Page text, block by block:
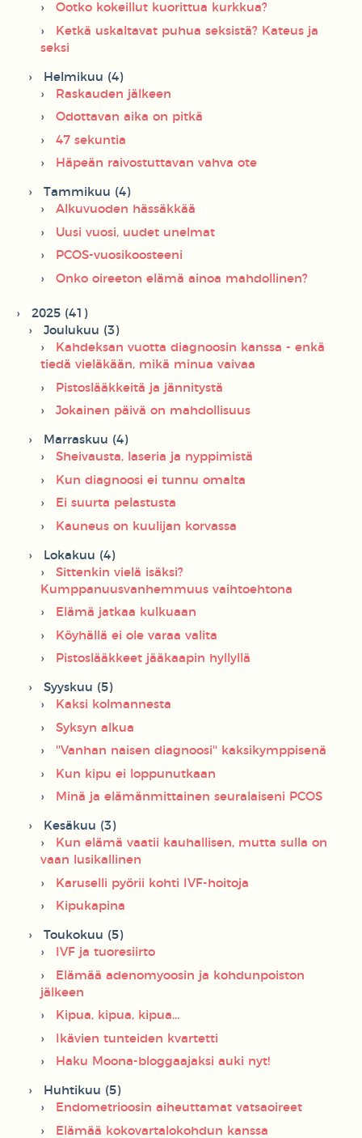
Ootko kokeillut kuorittua kurkkua?
Ketkä uskaltavat puhua seksistä? Kateus ja
seksi
Helmikuu (4)
Raskauden jälkeen
Odottavan aika on pitkä
47 sekuntia
Häpeän raivostuttavan vahva ote
Tammikuu (4)
Alkuvuoden hässäkkää
Uusi vuosi, uudet unelmat
PCOS-vuosikoosteeni
Onko oireeton elämä ainoa mahdollinen?
2025 (41)
Joulukuu (3)
Kahdeksan vuotta diagnoosin kanssa - enkä
tiedä vieläkään, mikä minua vaivaa
Pistoslääkkeitä ja jännitystä
Jokainen päivä on mahdollisuus
Marraskuu (4)
Sheivausta, laseria ja nyppimistä
Kun diagnoosi ei tunnu omalta
Ei suurta pelastusta
Kauneus on kuulijan korvassa
Lokakuu (4)
Sittenkin vielä isäksi?
Kumppanuusvanhemmuus vaihtoehtona
Elämä jatkaa kulkuaan
Köyhällä ei ole varaa valita
Pistoslääkkeet jääkaapin hyllyllä
Syyskuu (5)
Kaksi kolmannesta
Syksyn alkua
''Vanhan naisen diagnoosi'' kaksikymppisenä
Kun kipu ei loppunutkaan
Minä ja elämänmittainen seuralaiseni PCOS
Kesäkuu (3)
Kun elämä vaatii kauhallisen, mutta sulla on
vaan lusikallinen
Karuselli pyörii kohti IVF-hoitoja
Kipukapina
Toukokuu (5)
IVF ja tuoresiirto
Elämää adenomyoosin ja kohdunpoiston
jälkeen
Kipua, kipua, kipua...
Ikävien tunteiden kvartetti
Haku Moona-bloggaajaksi auki nyt!
Huhtikuu (5)
Endometrioosin aiheuttamat vatsaoireet
Elämää kokovartalokohdun kanssa